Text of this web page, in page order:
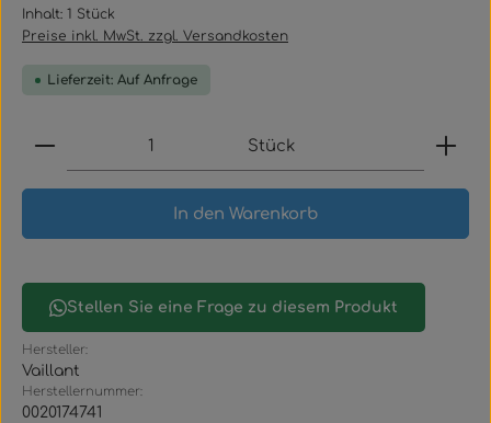
Inhalt: 1 Stück
Preise inkl. MwSt. zzgl. Versandkosten
Lieferzeit: Auf Anfrage
Produkt Anzahl: Gib den gewünschten Wert
Stück
In den Warenkorb
Stellen Sie eine Frage zu diesem Produkt
Hersteller:
Vaillant
Herstellernummer:
0020174741